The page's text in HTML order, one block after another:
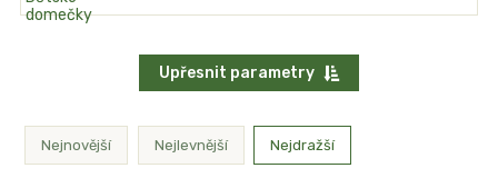
Upřesnit parametry
Nejnovější Nejlevnější Nejdražší